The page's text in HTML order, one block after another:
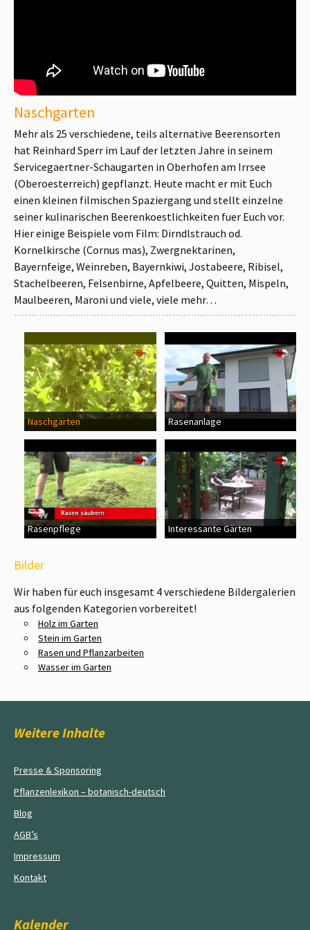
Naschgarten
Mehr als 25 verschiedene, teils alternative Beerensorten
hat Reinhard Sperr im Lauf der letzten Jahre in seinem
Servicegaertner-Schaugarten in Oberhofen am Irrsee
(Oberoesterreich) gepflanzt. Heute macht er mit Euch
einen kleinen filmischen Spaziergang und stellt einzelne
seiner kulinarischen Beerenkoestlichkeiten fuer Euch vor.
Hier einige Beispiele vom Film: Dirndlstrauch od.
Kornelkirsche (Cornus mas), Zwergnektarinen,
Bayernfeige, Weinreben, Bayernkiwi, Jostabeere, Ribisel,
Stachelbeeren, Felsenbirne, Apfelbeere, Quitten, Mispeln,
Maulbeeren, Maroni und viele, viele mehr…
Naschgarten Rasenanlage
Rasenpflege Interessante Gärten
Bilder
Wir haben für euch insgesamt 4 verschiedene Bildergalerien
aus folgenden Kategorien vorbereitet!
Holz im Garten
Stein im Garten
Rasen und Pflanzarbeiten
Wasser im Garten
Weitere Inhalte
Presse & Sponsoring
Pflanzenlexikon – botanisch-deutsch
Blog
AGB’s
Impressum
Kontakt
Kalender